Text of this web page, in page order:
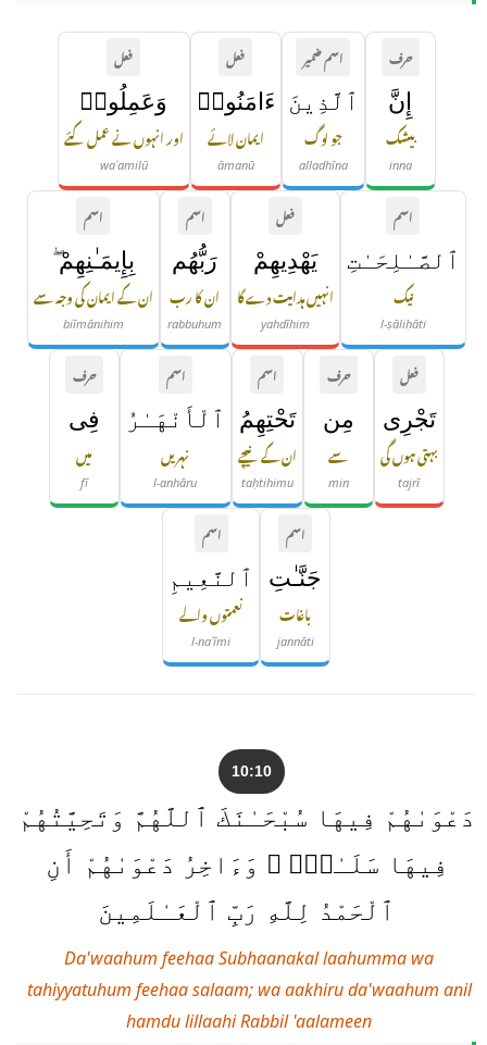
حرف
إِنَّ
بیشک
inna
اسم ضمیر
ٱلَّذِينَ
جو لوگ
alladhīna
فعل
ءَامَنُوا۟
ایمان لائے
āmanū
فعل
وَعَمِلُوا۟
اور انہوں نے عمل کئے
waʿamilū
اسم
ٱلصَّـٰلِحَـٰتِ
نیک
l-ṣāliḥāti
فعل
يَهْدِيهِمْ
انہیں ہدایت دے گا
yahdīhim
اسم
رَبُّهُم
ان کا رب
rabbuhum
اسم
بِإِيمَـٰنِهِمْ ۖ
ان کے ایمان کی وجہ سے
biīmānihim
فعل
تَجْرِى
بہتی ہوں گی
tajrī
حرف
مِن
سے
min
اسم
تَحْتِهِمُ
ان کے نیچے
taḥtihimu
اسم
ٱلْأَنْهَـٰرُ
نہریں
l-anhāru
حرف
فِى
میں
fī
اسم
جَنَّـٰتِ
باغات
jannāti
اسم
ٱلنَّعِيمِ
نعمتوں والے
l-naʿīmi
10:10
دَعْوَىٰهُمْ فِيهَا سُبْحَـٰنَكَ ٱللَّهُمَّ وَتَحِيَّتُهُمْ
فِيهَا سَلَـٰمٌۭ ۚ وَءَاخِرُ دَعْوَىٰهُمْ أَنِ
ٱلْحَمْدُ لِلَّهِ رَبِّ ٱلْعَـٰلَمِينَ
Da'waahum feehaa Subhaanakal laahumma wa
tahiyyatuhum feehaa salaam; wa aakhiru da'waahum anil
hamdu lillaahi Rabbil 'aalameen